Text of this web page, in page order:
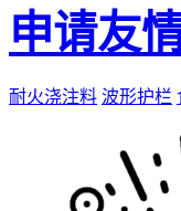
申请友
耐火浇注料 波形护栏